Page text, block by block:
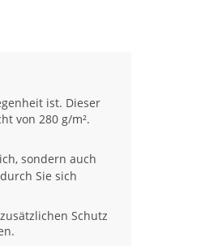
ist. Dieser
von 280 g/m².
sondern auch
Sie sich
Schutz